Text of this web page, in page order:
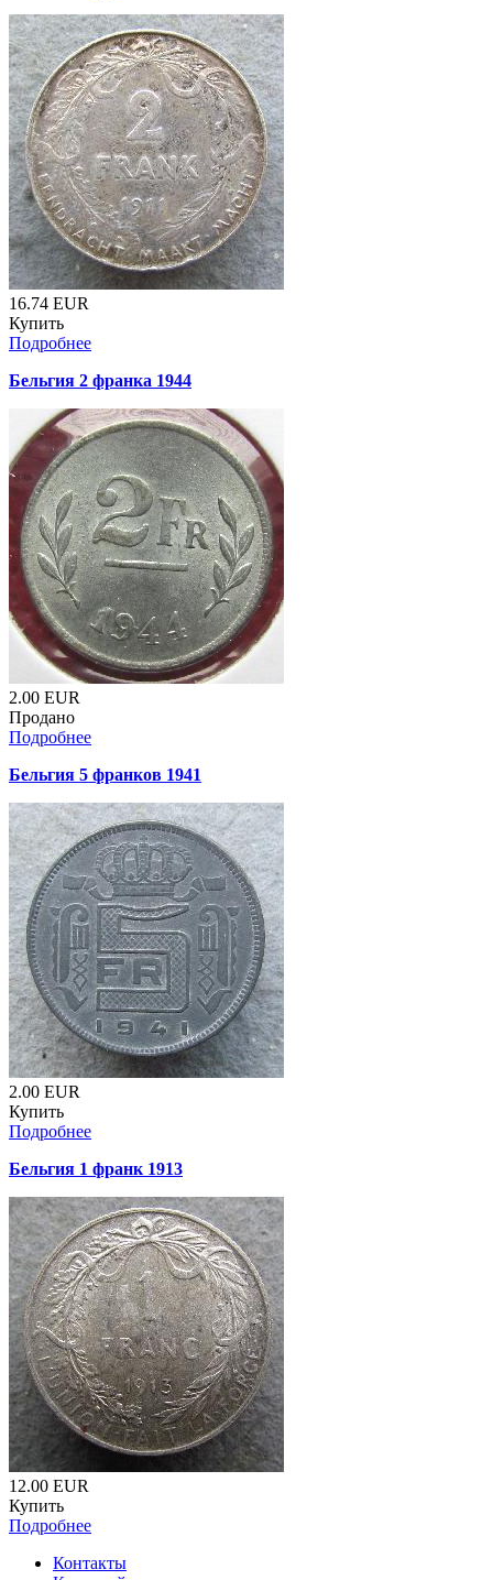
16.74 EUR
Купить
Подробнее
Бельгия 2 франка 1944
2.00 EUR
Продано
Подробнее
Бельгия 5 франков 1941
2.00 EUR
Купить
Подробнее
Бельгия 1 франк 1913
12.00 EUR
Купить
Подробнее
Контакты